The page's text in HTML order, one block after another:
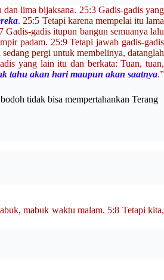
lima bijaksana. 25:3 Gadis-gadis yang
. 25:5 Tetapi karena mempelai itu lama
Gadis-gadis itupun bangun semuanya lalu
padam. 25:9 Tetapi jawab gadis-gadis
pergi untuk membelinya, datanglah
yang lain itu dan berkata: Tuan, tuan,
tahu akan hari maupun akan saatnya.”
tidak bisa mempertahankan Terang
mabuk waktu malam. 5:8 Tetapi kita,